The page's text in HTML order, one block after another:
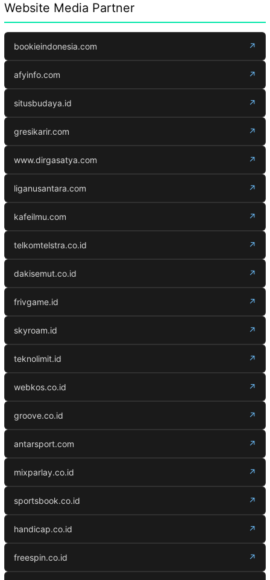
Website Media Partner
bookieindonesia.com ↗
afyinfo.com ↗
situsbudaya.id ↗
gresikarir.com ↗
www.dirgasatya.com ↗
liganusantara.com ↗
kafeilmu.com ↗
telkomtelstra.co.id ↗
dakisemut.co.id ↗
frivgame.id ↗
skyroam.id ↗
teknolimit.id ↗
webkos.co.id ↗
groove.co.id ↗
antarsport.com ↗
mixparlay.co.id ↗
sportsbook.co.id ↗
handicap.co.id ↗
freespin.co.id ↗